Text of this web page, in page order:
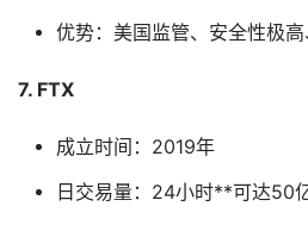
优势：美国监管、安全性极
7. FTX
成立时间：2019年
日交易量：24小时**可达50